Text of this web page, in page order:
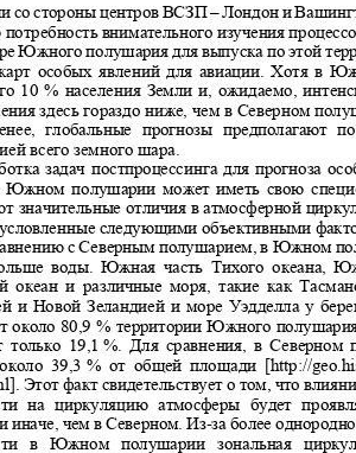
со стороны центров ВСЗП–Лондон и
внимательного изучения
Южного полушария для выпуска по этой
карт особых явлений для авиации. Хотя в
10 % населения Земли и, ожидаемо,
здесь гораздо ниже, чем в Северном
,глобальные прогнозы предполагают
всего земного шара.
задач постпроцессинга для прогноза
Южном полушарии может иметь свою
значительные отличия в атмосферной
следующими объективными
с Северным полушарием, в Южном
воды. Южная часть Тихого океана,
океан и различные моря, такие как
и Новой Зеландией и море Уэдделла у
около 80,9 % территории Южного
только 19,1 %. Для сравнения, в
39,3 % от общей площади [http://
Этот факт свидетельствует о том, что
на циркуляцию атмосферы будет
иначе, чем в Северном. Из-за более
в Южном полушарии зональная